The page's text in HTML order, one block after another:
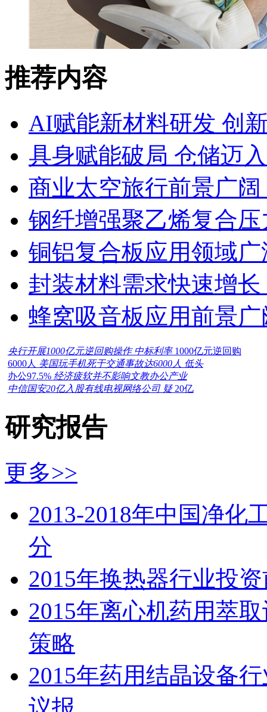
推荐内容
AI赋能新材料研发 创
具身赋能破局 仓储迈
商业太空旅行前景广
钢纤增强聚乙烯复合
铜铝复合板应用领域
封装材料需求快速增
蜂窝吸音板应用前景
央行开展1000亿元逆回购操作 中标利率 1000亿元逆回购
6000人 美国玩手机死于交通事故达6000人 低头
办公97.5% 经济疲软并不影响文教办公产业
中信国安20亿入股有线电视网络公司 疑 20亿
研究报告
更多>>
2013-2018年中国净化
分
2015年换热器行业投
2015年离心机药用萃
策略
2015年药用结晶设备